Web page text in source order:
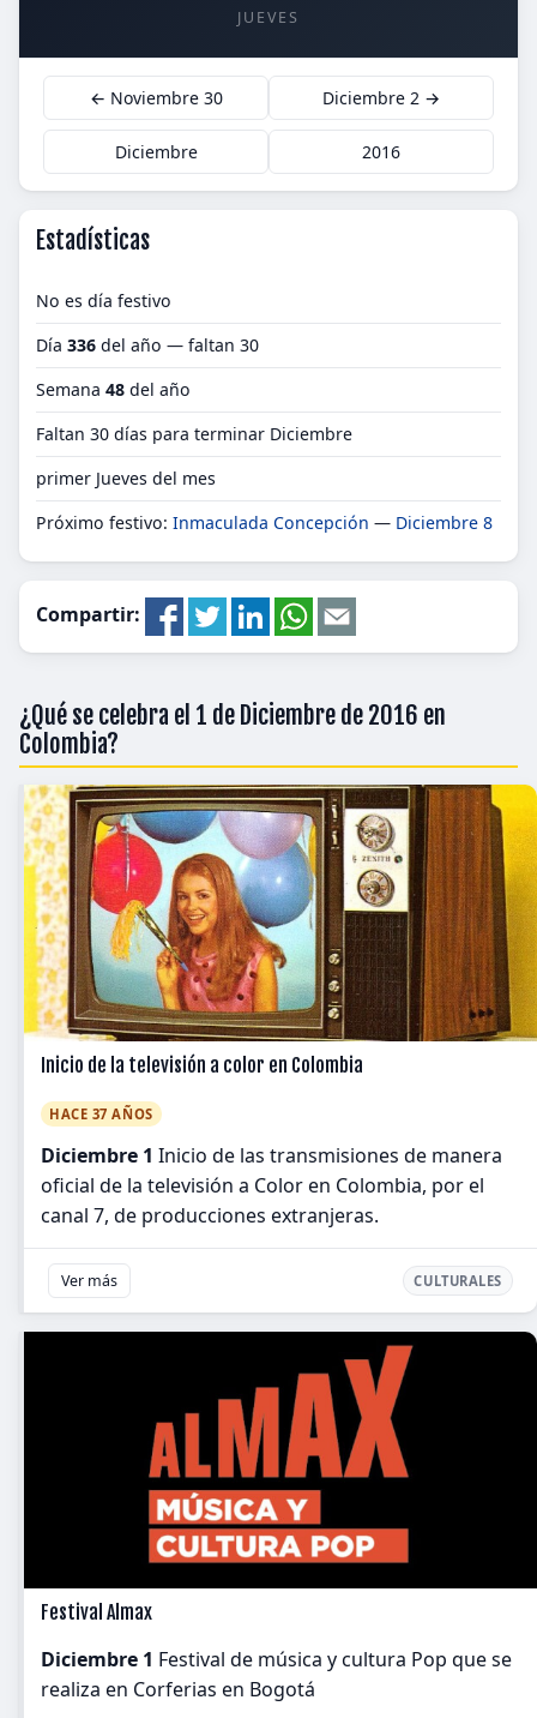
JUEVES
← Noviembre 30 Diciembre 2 →
Diciembre 2016
Estadísticas
No es día festivo
Día 336 del año — faltan 30
Semana 48 del año
Faltan 30 días para terminar Diciembre
primer Jueves del mes
Próximo festivo: Inmaculada Concepción — Diciembre 8
Compartir:
¿Qué se celebra el 1 de Diciembre de 2016 en
Colombia?
Inicio de la televisión a color en Colombia
HACE 37 AÑOS
Diciembre 1 Inicio de las transmisiones de manera
oficial de la televisión a Color en Colombia, por el
canal 7, de producciones extranjeras.
Ver más CULTURALES
Festival Almax
Diciembre 1 Festival de música y cultura Pop que se
realiza en Corferias en Bogotá